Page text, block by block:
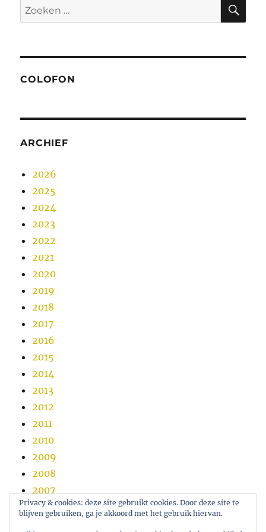
Zoeken
naar:
COLOFON
ARCHIEF
2026
2025
2024
2023
2022
2021
2020
2019
2018
2017
2016
2015
2014
2013
2012
2011
2010
2009
2008
2007
2006
Privacy & cookies: deze site gebruikt cookies. Door deze site te
blijven gebruiken, ga je akkoord met het gebruik hiervan.